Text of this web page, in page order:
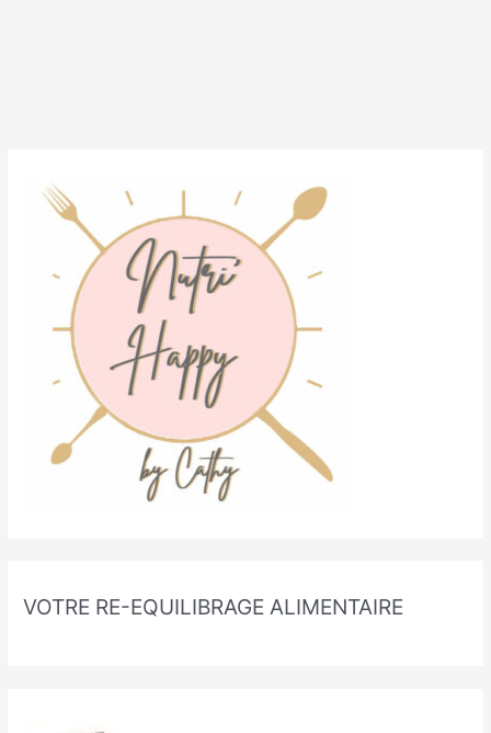
VOTRE RE-EQUILIBRAGE ALIMENTAIRE